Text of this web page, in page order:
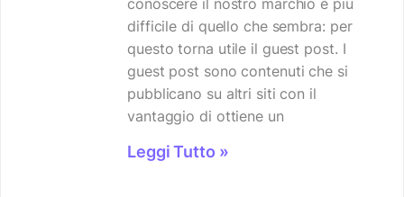
conoscere il nostro marchio è più
difficile di quello che sembra: per
questo torna utile il guest post. I
guest post sono contenuti che si
pubblicano su altri siti con il
vantaggio di ottiene un
Leggi Tutto »